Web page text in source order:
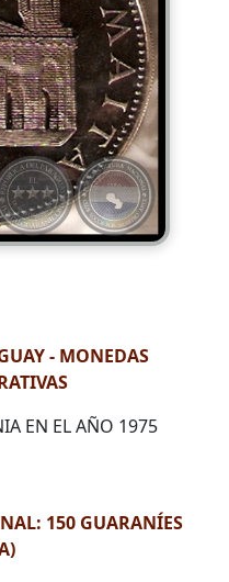
- MONEDAS
EN EL AÑO 1975
150 GUARANÍES